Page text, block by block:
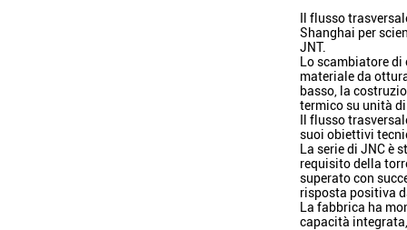
Il flusso
Shanghai per
JNT.
Lo scambiatore
materiale da
basso, la
termico su unità
Il flusso
suoi obiettivi
La serie di JNC è
requisito della
superato con
risposta positiva
La fabbrica ha
capacità